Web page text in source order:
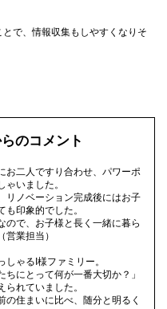
で、情報収集もしやすくなりそ
のコメント
お二人ですり合わせ、パワーポ
いました。
リノベーション完成後にはお子
印象的でした。
ので、お子様と長く一緒に暮ら
業担当）
ゃるI様ファミリー。
にとって何が一番大切か？」
れていました。
の住まいに比べ、随分と明るく